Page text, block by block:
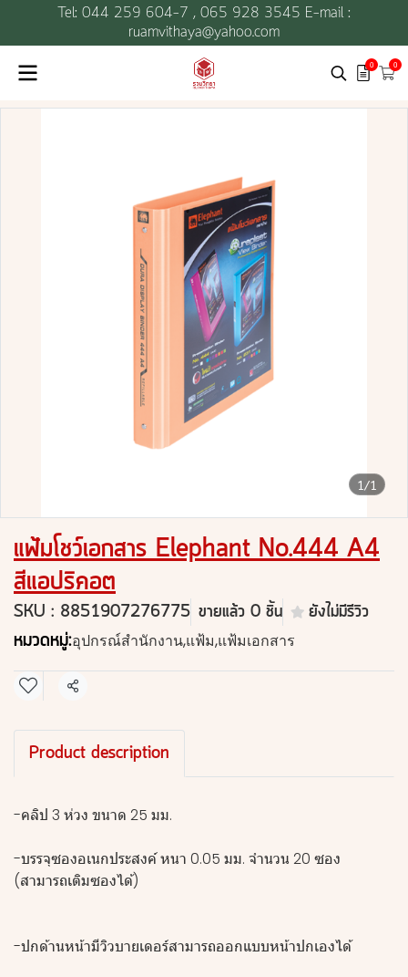
Tel: 044 259 604-7 , 065 928 3545 E-mail :
ruamvithaya@yahoo.com
0 0
1/1
แฟ้มโชว์เอกสาร Elephant No.444 A4
สีแอปริคอต
SKU : 8851907276775 ขายแล้ว 0 ชิ้น ยังไม่มีรีวิว
หมวดหมู่:อุปกรณ์สำนักงาน,แฟ้ม,แฟ้มเอกสาร
แชร์
Product description
-คลิป 3 ห่วง ขนาด 25 มม.
-บรรจุซองอเนกประสงค์ หนา 0.05 มม. จำนวน 20 ซอง
(สามารถเติมซองได้)
-ปกด้านหน้ามีวิวบายเดอร์สามารถออกแบบหน้าปกเองได้